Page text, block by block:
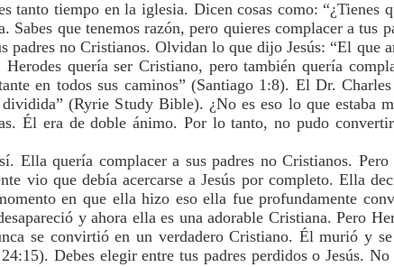
tanto tiempo en la iglesia. Dicen cosas como: “¿Tienes
que tenemos razón, pero quieres complacer a tus
padres no Cristianos. Olvidan lo que dijo Jesús: “El que
quería ser Cristiano, pero también quería
en todos sus caminos” (Santiago 1:8). El Dr.
(Ryrie Study Bible). ¿No es eso lo que estaba
Él era de doble ánimo. Por lo tanto, no pudo
Ella quería complacer a sus padres no Cristianos.
vio que debía acercarse a Jesús por completo. Ella
en que ella hizo eso ella fue profundamente
y ahora ella es una adorable Cristiana. Pero
se convirtió en un verdadero Cristiano. Él murió y
Debes elegir entre tus padres perdidos o Jesús.